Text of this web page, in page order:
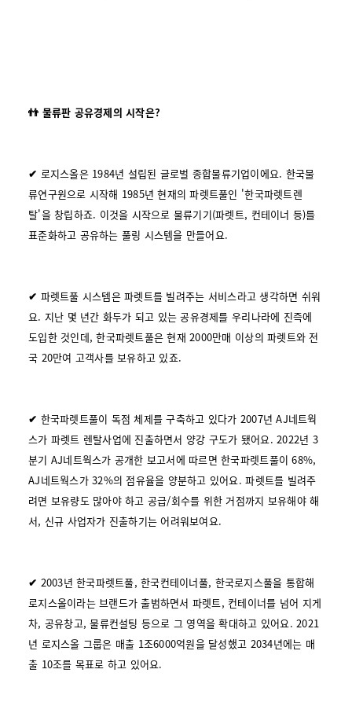
👬 물류판 공유경제의 시작은?
✔ 로지스올은 1984년 설립된 글로벌 종합물류기업이에요. 한국물
류연구원으로 시작해 1985년 현재의 파렛트풀인 '한국파렛트렌
탈'을 창립하죠. 이것을 시작으로 물류기기(파렛트, 컨테이너 등)를
표준화하고 공유하는 풀링 시스템을 만들어요.
✔ 파렛트풀 시스템은 파렛트를 빌려주는 서비스라고 생각하면 쉬워
요. 지난 몇 년간 화두가 되고 있는 공유경제를 우리나라에 진즉에
도입한 것인데, 한국파렛트풀은 현재 2000만매 이상의 파렛트와 전
국 20만여 고객사를 보유하고 있죠.
✔ 한국파렛트풀이 독점 체제를 구축하고 있다가 2007년 AJ네트웍
스가 파렛트 렌탈사업에 진출하면서 양강 구도가 됐어요. 2022년 3
분기 AJ네트웍스가 공개한 보고서에 따르면 한국파렛트풀이 68%,
AJ네트웍스가 32%의 점유율을 양분하고 있어요. 파렛트를 빌려주
려면 보유량도 많아야 하고 공급/회수를 위한 거점까지 보유해야 해
서, 신규 사업자가 진출하기는 어려워보여요.
✔ 2003년 한국파렛트풀, 한국컨테이너풀, 한국로지스풀을 통합해
로지스올이라는 브랜드가 출범하면서 파렛트, 컨테이너를 넘어 지게
차, 공유창고, 물류컨설팅 등으로 그 영역을 확대하고 있어요. 2021
년 로지스올 그룹은 매출 1조6000억원을 달성했고 2034년에는 매
출 10조를 목표로 하고 있어요.